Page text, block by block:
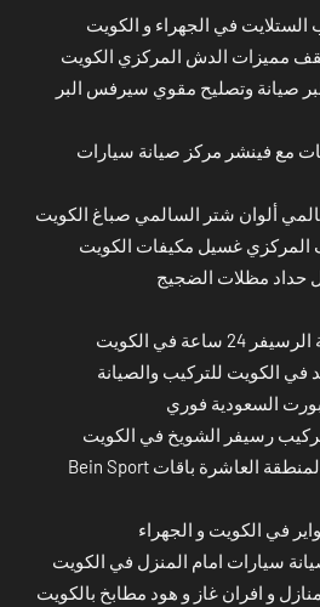
في الجهراء و الكويت
مميزات الدش المركزي الكويت
صيانة وتصليح مقوي سيرفس البر
مع فينشر مركز صيانة سيارات
ألوان شتر السالمي صباغ الكويت
المركزي غسيل مكيفات الكويت
حداد مظلات الضجيج
في الكويت
في الكويت للتركيب والصيانة
السعودية فوري
رسيفر الشويخ في الكويت
اشتراك بي ان سبورت المنطقة العاشرة باقات Bein Sport
في الكويت و الجهراء
سيارات امام المنزل في الكويت
و افران غاز و هود مطابخ بالكويت